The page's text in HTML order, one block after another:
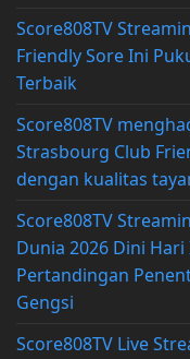
Score808TV
Friendly Sore Ini
Terbaik
Score808TV
Strasbourg Club
dengan kualitas
Score808TV
Dunia 2026 Dini
Pertandingan
Gengsi
Score808TV Live